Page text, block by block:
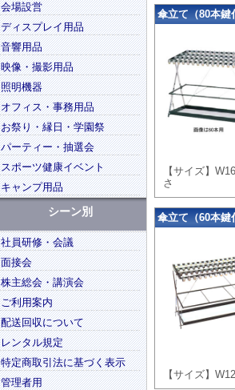
傘立て（80本鍵
【サイズ】
さ
傘立て（60本鍵
【サイズ】
会場設営
ディスプレイ用品
音響用品
映像・撮影用品
照明機器
オフィス・事務用品
お祭り・縁日・学園祭
パーティー・抽選会
スポーツ健康イベント
キャンプ用品
シーン別
社員研修・会議
面接会
株主総会・講演会
ご利用案内
配送回収について
レンタル規定
特定商取引法に基づく表示
管理者用